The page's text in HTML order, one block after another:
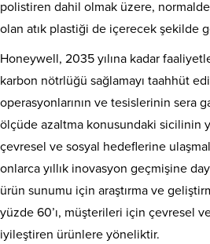
polistiren dahil olmak üzere,
olan atık plastiği de içerecek şekilde
Honeywell, 2035 yılına kadar
karbon nötrlüğü sağlamayı taahhüt
operasyonlarının ve tesislerinin sera
ölçüde azaltma konusundaki sicilinin
çevresel ve sosyal hedeflerine
onlarca yıllık inovasyon geçmişine
ürün sunumu için araştırma ve
yüzde 60’ı, müşterileri için çevresel
iyileştiren ürünlere yöneliktir.